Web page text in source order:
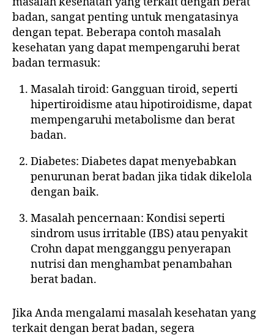
badan, sangat penting untuk mengatasinya
dengan tepat. Beberapa contoh masalah
kesehatan yang dapat mempengaruhi berat
badan termasuk:
Masalah tiroid: Gangguan tiroid, seperti
hipertiroidisme atau hipotiroidisme, dapat
mempengaruhi metabolisme dan berat
badan.
Diabetes: Diabetes dapat menyebabkan
penurunan berat badan jika tidak dikelola
dengan baik.
Masalah pencernaan: Kondisi seperti
sindrom usus irritable (IBS) atau penyakit
Crohn dapat mengganggu penyerapan
nutrisi dan menghambat penambahan
berat badan.
Jika Anda mengalami masalah kesehatan yang
terkait dengan berat badan, segera